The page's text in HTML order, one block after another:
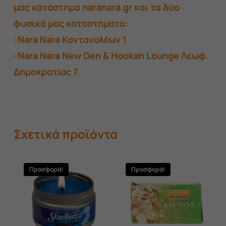
μας κατάστημα naranara.gr και τα δύο
φυσικά μας καταστήματα:
-Nara Nara Καντανολέων 1
-Nara Nara New Gen & Hookah Lounge Λεωφ.
Δημοκρατίας 7
Σχετικά προϊόντα
Προσφορά! Προσφορά!